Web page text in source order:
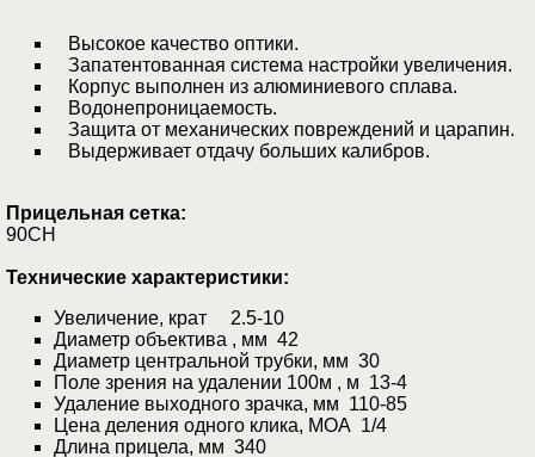
Высокое качество оптики.
Запатентованная система настройки увеличения.
Корпус выполнен из алюминиевого сплава.
Водонепроницаемость.
Защита от механических повреждений и царапин.
Выдерживает отдачу больших калибров.
Прицельная сетка:
90CH
Технические характеристики:
Увеличение, крат 2.5-10
Диаметр объектива , мм 42
Диаметр центральной трубки, мм 30
Поле зрения на удалении 100м , м 13-4
Удаление выходного зрачка, мм 110-85
Цена деления одного клика, МОА 1/4
Длина прицела, мм 340